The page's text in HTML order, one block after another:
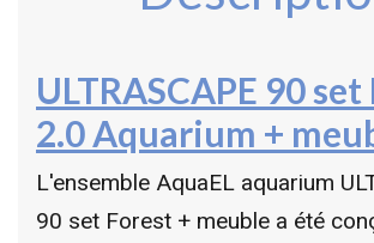
ULTRASCAPE 90
2.0 Aquarium +
L'ensemble AquaEL aquarium
90 set Forest + meuble a été